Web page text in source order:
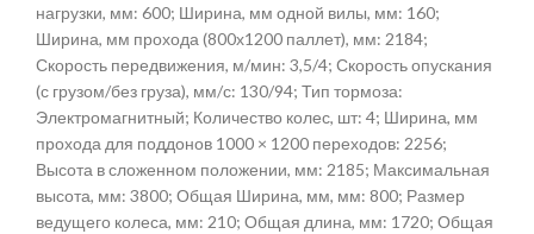
нагрузки, мм: 600; Ширина, мм одной вилы, мм: 160;
Ширина, мм прохода (800х1200 паллет), мм: 2184;
Скорость передвижения, м/мин: 3,5/4; Скорость опускания
(с грузом/без груза), мм/с: 130/94; Тип тормоза:
Электромагнитный; Количество колес, шт: 4; Ширина, мм
прохода для поддонов 1000 × 1200 переходов: 2256;
Высота в сложенном положении, мм: 2185; Максимальная
высота, мм: 3800; Общая Ширина, мм, мм: 800; Размер
ведущего колеса, мм: 210; Общая длина, мм: 1720; Общая